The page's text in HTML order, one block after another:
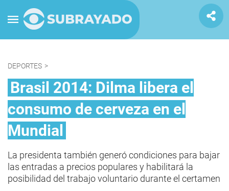
DEPORTES >
Brasil 2014: Dilma libera el
consumo de cerveza en el
Mundial
La presidenta también generó condiciones para bajar
las entradas a precios populares y habilitará la
posibilidad del trabajo voluntario durante el certamen